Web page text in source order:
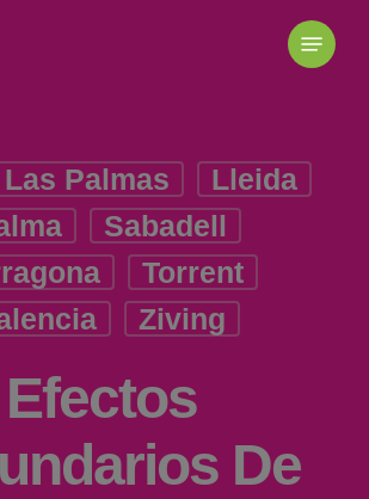
Las Palmas
Lleida
Sabadell
Torrent
Ziving
Efectos
De